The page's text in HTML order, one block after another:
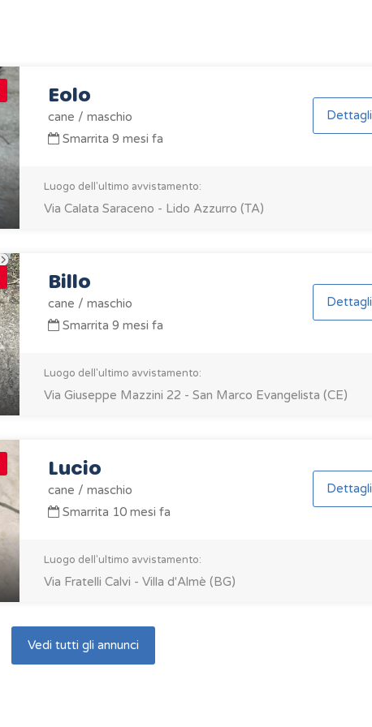
Eolo
cane / maschio
Smarrita 9 mesi fa
Dettagli
Luogo dell'ultimo avvistamento:
Via Calata Saraceno - Lido Azzurro (TA)
Billo
cane / maschio
Smarrita 9 mesi fa
Dettagli
Luogo dell'ultimo avvistamento:
Via Giuseppe Mazzini 22 - San Marco Evangelista (CE)
Lucio
cane / maschio
Smarrita 10 mesi fa
Dettagli
Luogo dell'ultimo avvistamento:
Via Fratelli Calvi - Villa d'Almè (BG)
Vedi tutti gli annunci